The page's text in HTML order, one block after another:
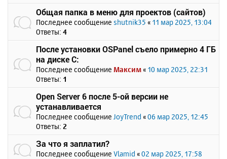
Общая папка в меню для проектов (сайтов)
Последнее сообщение shutnik35 « 11 мар 2025, 13:04
Ответы: 4
После установки OSPanel съело примерно 4 ГБ
на диске C:
Последнее сообщение Максим « 10 мар 2025, 22:31
Ответы: 1
Open Server 6 после 5-ой версии не
устанавливается
Последнее сообщение JoyTrend «06 мар 2025, 12:45
Ответы: 2
За что я заплатил?
Последнее сообщение Vlamid «02 мар 2025, 17:58